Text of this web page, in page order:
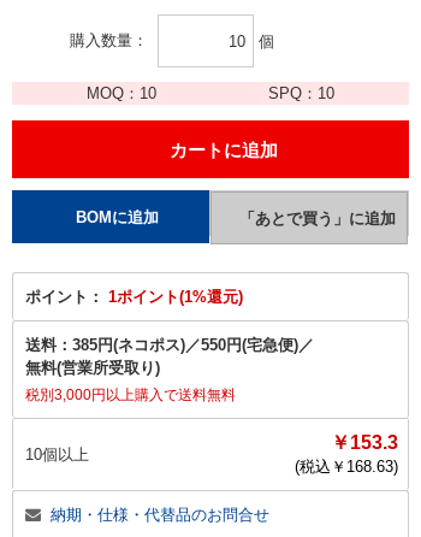
購入数量 個
MOQ： 10 SPQ： 10
ポイント： 1ポイント(1%還元)
送料： 385円(ネコポス)／550円(宅急便)／
無料(営業所受取り)
税別3,000円以上購入で送料無料
10個以上
￥153.3
(税込￥ 168.63)
納期・仕様・代替品のお問合せ